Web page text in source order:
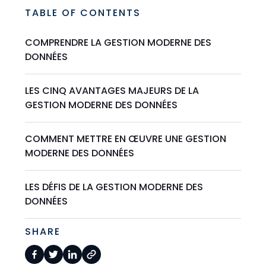
TABLE OF CONTENTS
COMPRENDRE LA GESTION MODERNE DES
DONNÉES
LES CINQ AVANTAGES MAJEURS DE LA
GESTION MODERNE DES DONNÉES
COMMENT METTRE EN ŒUVRE UNE GESTION
MODERNE DES DONNÉES
LES DÉFIS DE LA GESTION MODERNE DES
DONNÉES
SHARE